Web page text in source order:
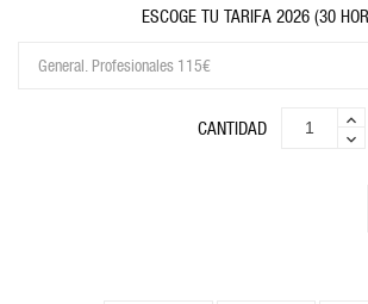
ESCOGE TU TARIFA 2026 (30
CANTIDAD